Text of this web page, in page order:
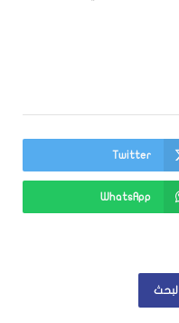
Twitter
WhatsApp
البحث